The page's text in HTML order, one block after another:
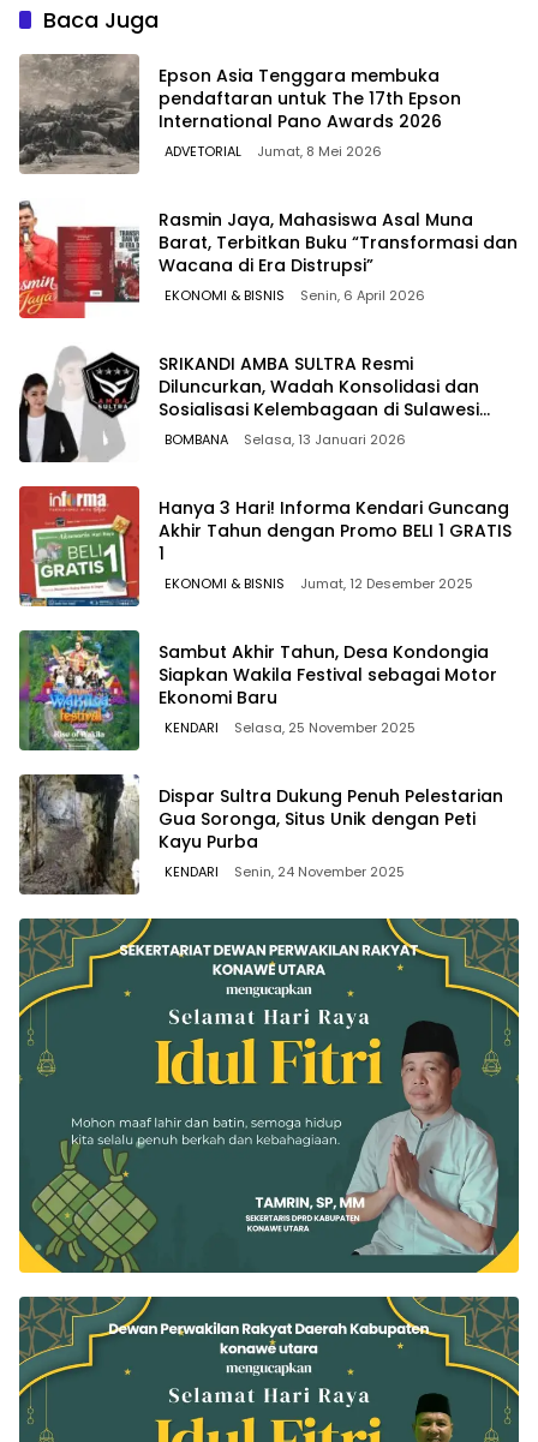
Baca Juga
Epson Asia Tenggara membuka
pendaftaran untuk The 17th Epson
International Pano Awards 2026
ADVETORIAL Jumat, 8 Mei 2026
Rasmin Jaya, Mahasiswa Asal Muna
Barat, Terbitkan Buku “Transformasi dan
Wacana di Era Distrupsi”
EKONOMI & BISNIS Senin, 6 April 2026
SRIKANDI AMBA SULTRA Resmi
Diluncurkan, Wadah Konsolidasi dan
Sosialisasi Kelembagaan di Sulawesi
Tenggara
BOMBANA Selasa, 13 Januari 2026
Hanya 3 Hari! Informa Kendari Guncang
Akhir Tahun dengan Promo BELI 1 GRATIS
1
EKONOMI & BISNIS Jumat, 12 Desember 2025
Sambut Akhir Tahun, Desa Kondongia
Siapkan Wakila Festival sebagai Motor
Ekonomi Baru
KENDARI Selasa, 25 November 2025
Dispar Sultra Dukung Penuh Pelestarian
Gua Soronga, Situs Unik dengan Peti
Kayu Purba
KENDARI Senin, 24 November 2025